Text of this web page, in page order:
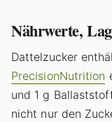
Nährwerte,
Dattelzucker
PrecisionNutrition
und 1 g
nicht nur den